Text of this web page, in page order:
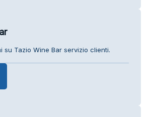
su Tazio Wine Bar servizio clienti.